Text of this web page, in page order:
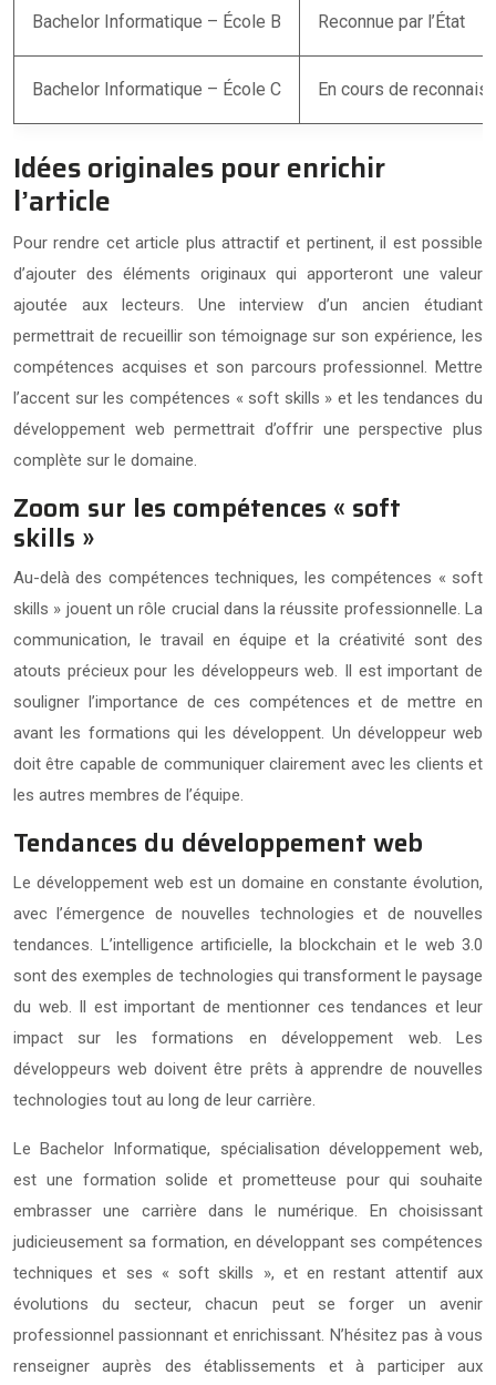
Bachelor Informatique – École B Reconnue par l’État
Bachelor Informatique – École C En cours de
Idées originales pour enrichir
l’article
Pour rendre cet article plus attractif et pertinent, il est possible
d’ajouter des éléments originaux qui apporteront une valeur
ajoutée aux lecteurs. Une interview d’un ancien étudiant
permettrait de recueillir son témoignage sur son expérience, les
compétences acquises et son parcours professionnel. Mettre
l’accent sur les compétences « soft skills » et les tendances du
développement web permettrait d’offrir une perspective plus
complète sur le domaine.
Zoom sur les compétences « soft
skills »
Au-delà des compétences techniques, les compétences « soft
skills » jouent un rôle crucial dans la réussite professionnelle. La
communication, le travail en équipe et la créativité sont des
atouts précieux pour les développeurs web. Il est important de
souligner l’importance de ces compétences et de mettre en
avant les formations qui les développent. Un développeur web
doit être capable de communiquer clairement avec les clients et
les autres membres de l’équipe.
Tendances du développement web
Le développement web est un domaine en constante évolution,
avec l’émergence de nouvelles technologies et de nouvelles
tendances. L’intelligence artificielle, la blockchain et le web 3.0
sont des exemples de technologies qui transforment le paysage
du web. Il est important de mentionner ces tendances et leur
impact sur les formations en développement web. Les
développeurs web doivent être prêts à apprendre de nouvelles
technologies tout au long de leur carrière.
Le Bachelor Informatique, spécialisation développement web,
est une formation solide et prometteuse pour qui souhaite
embrasser une carrière dans le numérique. En choisissant
judicieusement sa formation, en développant ses compétences
techniques et ses « soft skills », et en restant attentif aux
évolutions du secteur, chacun peut se forger un avenir
professionnel passionnant et enrichissant. N’hésitez pas à vous
renseigner auprès des établissements et à participer aux